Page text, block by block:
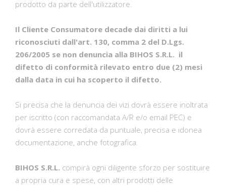
prodotto da parte dell'utilizzatore.
Il Cliente Consumatore decade dai diritti a lui
riconosciuti dall'art. 130, comma 2 del D.Lgs.
206/2005 se non denuncia alla BIHOS S.R.L. il
difetto di conformità rilevato entro due (2) mesi
dalla data in cui ha scoperto il difetto.
Si precisa che la denuncia dei vizi dovrà essere inoltrata
per iscritto (con raccomandata A/R e/o email PEC) e
dovrà essere corredata da puntuale, precisa e idonea
documentazione, anche fotografica.
BIHOS S.R.L. compirà ogni diligente sforzo per sostituire
a propria cura e spese, con altri prodotti delle